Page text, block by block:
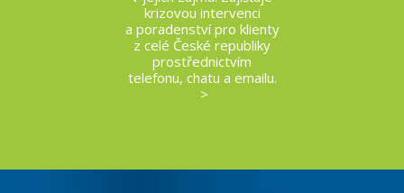
krizovou intervenci
a poradenství pro klienty
z celé České republiky
prostřednictvím
telefonu, chatu a emailu.
>